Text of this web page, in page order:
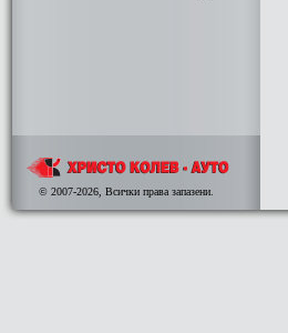
© 2007-2026, Всички права запазени.